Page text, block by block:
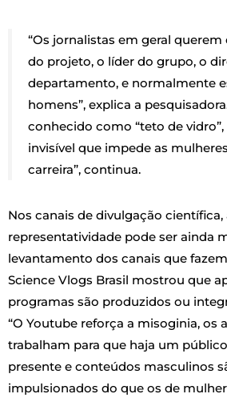
“Os jornalistas em geral
do projeto, o líder do grupo, o
departamento, e normalmente
homens”, explica a
conhecido como “teto de
invisível que impede as
carreira”, continua.
Nos canais de divulgação científica,
representatividade pode ser ainda
levantamento dos canais que
Science Vlogs Brasil mostrou que
programas são produzidos ou
“O Youtube reforça a misoginia, os
trabalham para que haja um
presente e conteúdos masculinos
impulsionados do que os de